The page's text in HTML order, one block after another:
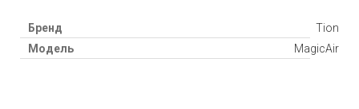
Бренд
Tion
Модель
MagicAir